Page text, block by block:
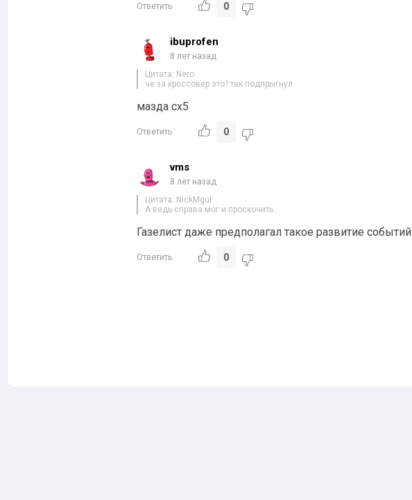
Ответить 0
ibuprofen
8 лет назад
Цитата: Nero
че за кроссовер это? так подпрыгнул
мазда сх5
Ответить 0
vms
8 лет назад
Цитата: NickMgul
А ведь справа мог и проскочить…
Газелист даже предполагал такое развитие событий
Ответить 0